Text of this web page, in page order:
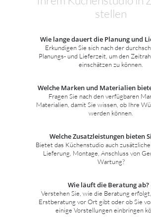
stellen
Wie lange dauert die Planung und
Erkundigen Sie sich nach der
Planungs- und Lieferzeit, um den
einschätzen zu können.
Welche Marken und Materialien
Fragen Sie nach den verfügbaren
Materialien, damit Sie wissen, ob Ihre
werden können.
Welche Zusatzleistungen bieten
Bietet das Küchenstudio auch
Lieferung, Montage, Anschluss von
Wartung?
Wie läuft die Beratung ab?
Verstehen Sie, wie die Beratung
Erstberatung vor Ort gibt oder ob Sie
einige Vorstellungen einbringen